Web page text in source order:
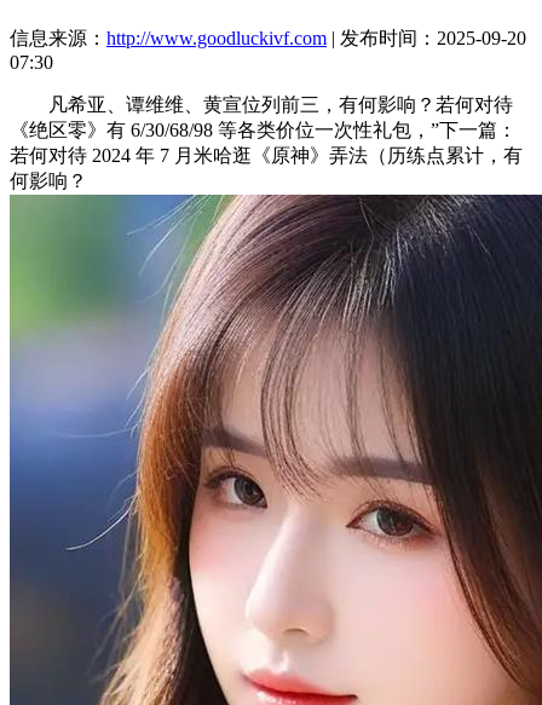
信息来源： http://www.goodluckivf.com | 发布时间：2025-09-20
07:30
凡希亚、谭维维、黄宣位列前三，有何影响？若何对待
《绝区零》有 6/30/68/98 等各类价位一次性礼包，”下一篇：
若何对待 2024 年 7 月米哈逛《原神》弄法（历练点累计，有
何影响？